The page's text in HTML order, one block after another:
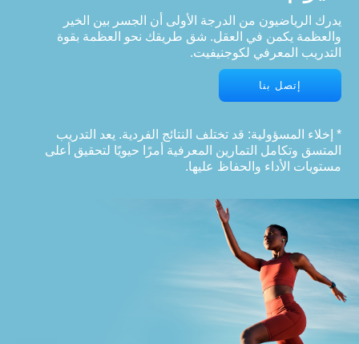
يدرك الرياضيون من الدرجة الأولى أن الجسر بين الخير
والعظمة يكمن في العقل. شق طريقك نحو العظمة بقوة
التدريب المعرفي لكوجنيفيت.
إتصل بنا
* إخلاء المسؤولية: قد تختلف النتائج الفردية. يعد التدريب
المتسق وتكامل التمارين المعرفية أمرًا حيويًا لتحقيق أعلى
مستويات الأداء والحفاظ عليها.